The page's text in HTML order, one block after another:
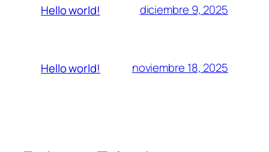
Hello world! diciembre 9, 2025
Hello world! noviembre 18, 2025